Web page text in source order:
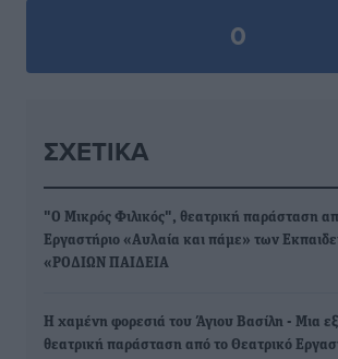
0
ΣΧΕΤΙΚΆ
"Ο Μικρός Φιλικός", θεατρική παράσταση
Εργαστήριο «Αυλαία και πάμε» των
«ΡΟΔΙΩΝ ΠΑΙΔΕΙΑ
Η χαμένη φορεσιά του Άγιου Βασίλη - Μια
θεατρική παράσταση από το Θεατρικό